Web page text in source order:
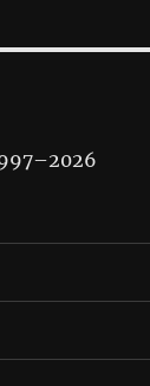
2026